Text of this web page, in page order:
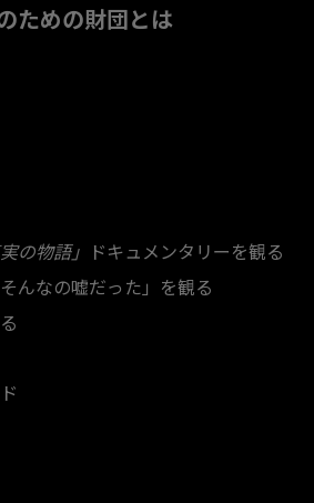
ための財団とは
の物語」 ドキュメンタリーを観る
んなの嘘だった」を観る